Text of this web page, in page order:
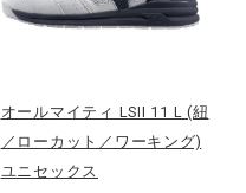
オールマイティ LSII 11 L (紐
／ローカット／ワーキング)
ユニセックス